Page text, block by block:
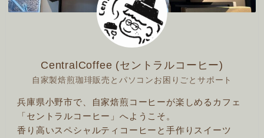
CentralCoffee (セントラルコーヒー)
自家製焙煎珈琲販売とパソコンお困りごとサポート
兵庫県小野市で、自家焙煎コーヒーが楽しめるカフェ
「セントラルコーヒー」へようこそ。
香り高いスペシャルティコーヒーと手作りスイーツ